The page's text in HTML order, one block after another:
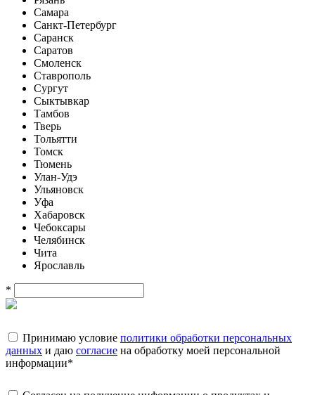
Самара
Санкт-Петербург
Саранск
Саратов
Смоленск
Ставрополь
Сургут
Сыктывкар
Тамбов
Тверь
Тольятти
Томск
Тюмень
Улан-Удэ
Ульяновск
Уфа
Хабаровск
Чебоксары
Челябинск
Чита
Ярославль
*
Принимаю условие политики обработки персональных
данных и даю согласие на обработку моей персональной
информации*